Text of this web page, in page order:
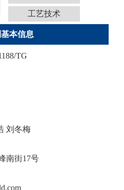
工艺技术
本信息
TG
刘冬梅
南街17号